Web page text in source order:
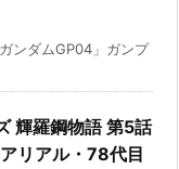
ンダムGP04」ガンプ
輝羅鋼物語 第5話
リアル・78代目